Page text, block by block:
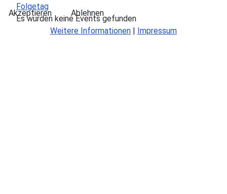
Folgetag
Es wurden keine Events gefunden
Akzeptieren
Ablehnen
Weitere Informationen | Impressum